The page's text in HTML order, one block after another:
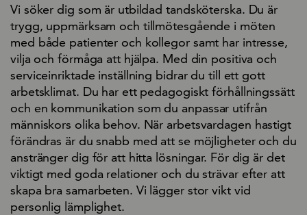
Vi söker dig som är utbildad tandsköterska. Du är
trygg, uppmärksam och tillmötesgående i möten
med både patienter och kollegor samt har intresse,
vilja och förmåga att hjälpa. Med din positiva och
serviceinriktade inställning bidrar du till ett gott
arbetsklimat. Du har ett pedagogiskt förhållningssätt
och en kommunikation som du anpassar utifrån
människors olika behov. När arbetsvardagen hastigt
förändras är du snabb med att se möjligheter och du
anstränger dig för att hitta lösningar. För dig är det
viktigt med goda relationer och du strävar efter att
skapa bra samarbeten. Vi lägger stor vikt vid
personlig lämplighet.